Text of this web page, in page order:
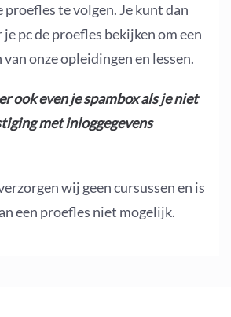
te volgen. Je kunt dan
pc de proefles bekijken om een
onze opleidingen en lessen.
ook even je spambox als je niet
met inloggegevens
wij geen cursussen en is
een proefles niet mogelijk.